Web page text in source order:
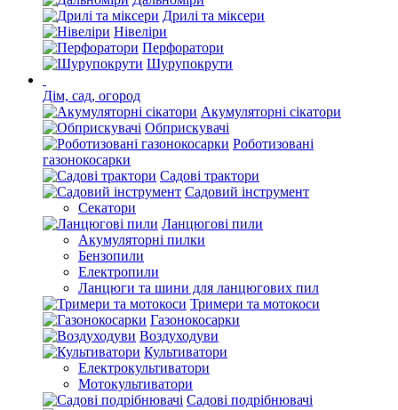
Дрилі та міксери
Нівеліри
Перфоратори
Шурупокрути
Дім, сад, огород
Акумуляторні сікатори
Обприскувачі
Роботизовані
газонокосарки
Садові трактори
Садовий інструмент
Секатори
Ланцюгові пили
Акумуляторні пилки
Бензопили
Електропили
Ланцюги та шини для ланцюгових пил
Тримери та мотокоси
Газонокосарки
Воздуходуви
Культиватори
Електрокультиватори
Мотокультиватори
Садові подрібнювачі